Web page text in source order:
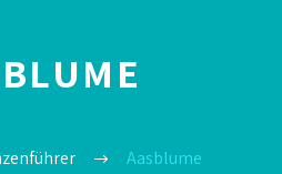
Aasblume